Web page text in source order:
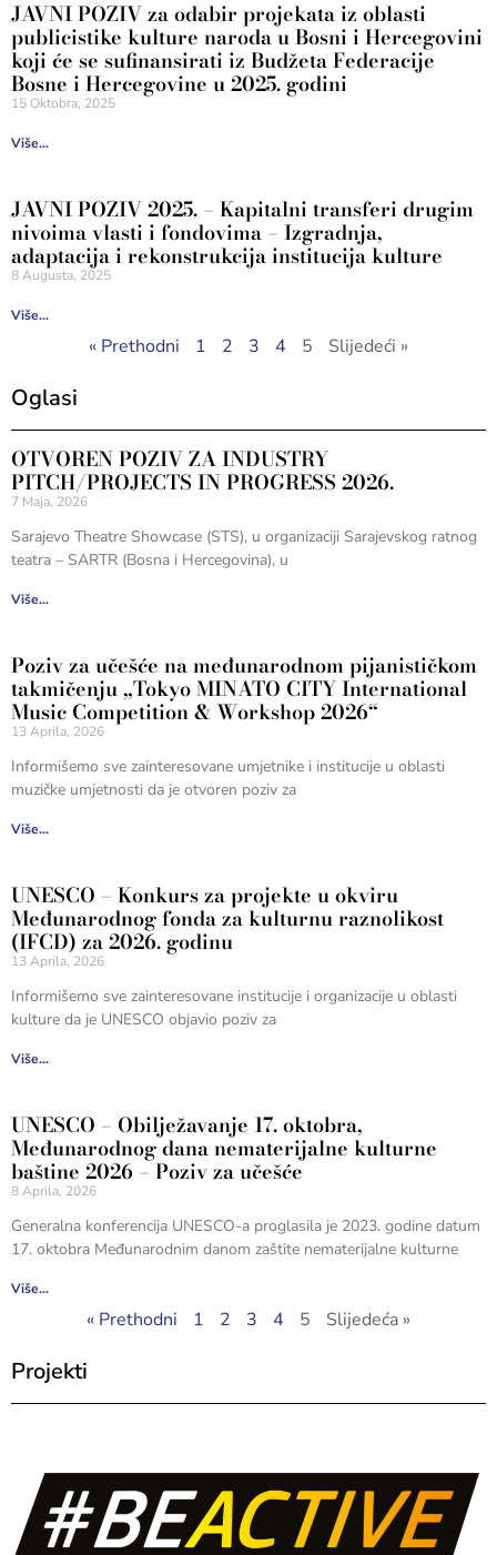
JAVNI POZIV za odabir projekata iz oblasti
publicistike kulture naroda u Bosni i Hercegovini
koji će se sufinansirati iz Budžeta Federacije
Bosne i Hercegovine u 2025. godini
15 Oktobra, 2025
Više...
JAVNI POZIV 2025. – Kapitalni transferi drugim
nivoima vlasti i fondovima – Izgradnja,
adaptacija i rekonstrukcija institucija kulture
8 Augusta, 2025
Više...
« Prethodni 1 2 3 4 5 Slijedeći »
Oglasi
OTVOREN POZIV ZA INDUSTRY
PITCH/PROJECTS IN PROGRESS 2026.
7 Maja, 2026
Sarajevo Theatre Showcase (STS), u organizaciji Sarajevskog ratnog
teatra – SARTR (Bosna i Hercegovina), u
Više...
Poziv za učešće na međunarodnom pijanističkom
takmičenju „Tokyo MINATO CITY International
Music Competition & Workshop 2026“
13 Aprila, 2026
Informišemo sve zainteresovane umjetnike i institucije u oblasti
muzičke umjetnosti da je otvoren poziv za
Više...
UNESCO – Konkurs za projekte u okviru
Međunarodnog fonda za kulturnu raznolikost
(IFCD) za 2026. godinu
13 Aprila, 2026
Informišemo sve zainteresovane institucije i organizacije u oblasti
kulture da je UNESCO objavio poziv za
Više...
UNESCO – Obilježavanje 17. oktobra,
Međunarodnog dana nematerijalne kulturne
baštine 2026 – Poziv za učešće
8 Aprila, 2026
Generalna konferencija UNESCO-a proglasila je 2023. godine datum
17. oktobra Međunarodnim danom zaštite nematerijalne kulturne
Više...
« Prethodni 1 2 3 4 5 Slijedeća »
Projekti